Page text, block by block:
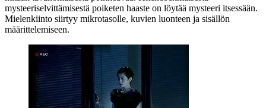
mysteeriselvittämisestä poiketen haaste on löytää mysteeri itsessään.
Mielenkiinto siirtyy mikrotasolle, kuvien luonteen ja sisällön
määrittelemiseen.